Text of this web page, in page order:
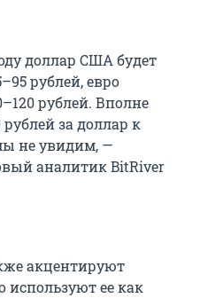
доллар США будет
рублей, евро
рублей. Вполне
за доллар к
не увидим, —
аналитик BitRiver
акцентируют
ее как